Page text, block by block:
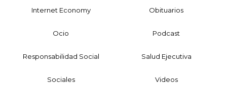
Internet Economy Obituarios
Ocio Podcast
Responsabilidad Social Salud Ejecutiva
Sociales Videos